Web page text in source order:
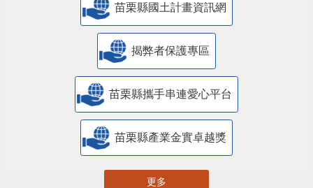
苗栗縣國土計畫資訊網
揭弊者保護專區
苗栗縣攜手串連愛心平台
苗栗縣產業金實卓越獎
更多